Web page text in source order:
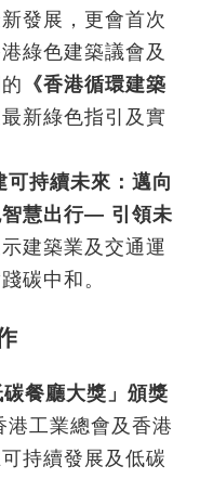
發展，更會首次
綠色建築議會及
《香港循環建築
最新綠色指引及實
可持續未來：邁向
智慧出行— 引領未
建築業及交通運
碳中和。
碳餐廳大獎」頒獎
港工業總會及香港
持續發展及低碳